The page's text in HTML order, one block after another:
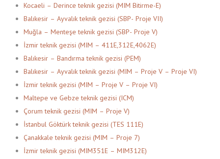
Kocaeli – Derince teknik gezisi (MIM Bitirme-E)
Balıkesir – Ayvalık teknik gezisi (SBP- Proje VII)
Muğla – Menteşe teknik gezisi (SBP- Proje V)
İzmir teknik gezisi (MIM – 411E,312E,4062E)
Balıkesir – Bandırma teknik gezisi (PEM)
Balıkesir – Ayvalık teknik gezisi (MIM – Proje V – Proje VI)
İzmir teknik gezisi (MIM – Proje V – Proje VI)
Maltepe ve Gebze teknik gezisi (ICM)
Çorum teknik gezisi (MIM – Proje V)
İstanbul Göktürk teknik gezisi (TES 111E)
Çanakkale teknik gezisi (MIM – Proje 7)
İzmir teknik gezisi (MIM351E – MIM312E)